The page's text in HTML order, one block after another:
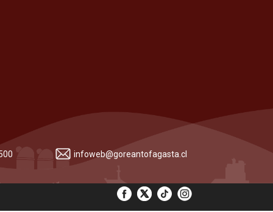
infoweb@goreantofagasta.cl